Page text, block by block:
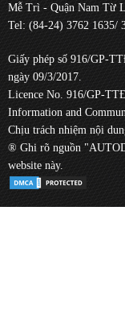
Mễ Trì - Quận Nam Từ
Tel: (84-24) 3762 1635/
Giấy phép số 916/GP-
ngày 09/3/2017.
Licence No. 916/GP-
Information and
Chịu trách nhiệm nội
® Ghi rõ nguồn
website này.